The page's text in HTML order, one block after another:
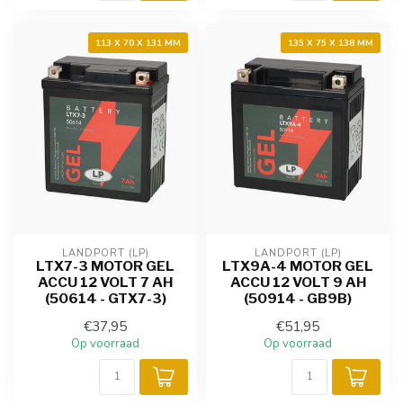
113 X 70 X 131 MM
LANDPORT (LP)
LTX7-3 MOTOR GEL
ACCU 12 VOLT 7 AH
(50614 - GTX7-3)
€37,95
Op voorraad
135 X 75 X 138 MM
LANDPORT (LP)
LTX9A-4 MOTOR GEL
ACCU 12 VOLT 9 AH
(50914 - GB9B)
€51,95
Op voorraad